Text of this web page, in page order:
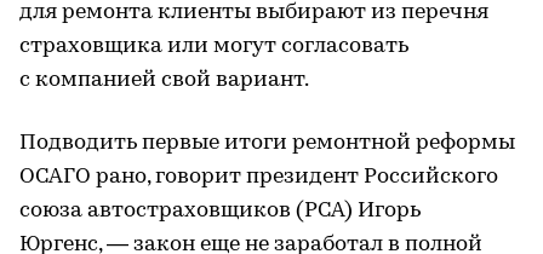
для ремонта клиенты выбирают из перечня
страховщика или могут согласовать
с компанией свой вариант.
Подводить первые итоги ремонтной реформы
ОСАГО рано, говорит президент Российского
союза автостраховщиков (РСА) Игорь
Юргенс, — закон еще не заработал в полной